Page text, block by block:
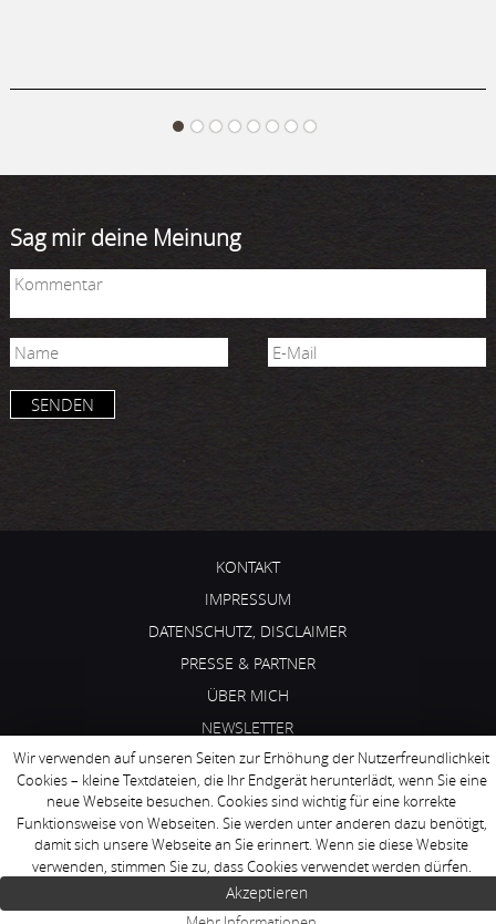
Sag mir deine Meinung
KONTAKT
IMPRESSUM
DATENSCHUTZ, DISCLAIMER
PRESSE & PARTNER
ÜBER MICH
NEWSLETTER
© 2016 DIE STEINZEITKÖCHIN
Paleo Newsletter
Du möchtest nie wieder eines
meiner Paleo-Rezepte
versäumen? Dann melde dich
für meinen Newsletter an!
E-Mail-Adresse:
Vorname
Nachname
X
Wir verwenden auf unseren Seiten zur Erhöhung der Nutzerfreundlichkeit
Cookies – kleine Textdateien, die Ihr Endgerät herunterlädt, wenn Sie eine
neue Webseite besuchen. Cookies sind wichtig für eine korrekte
Funktionsweise von Webseiten. Sie werden unter anderen dazu benötigt,
damit sich unsere Webseite an Sie erinnert. Wenn sie diese Website
verwenden, stimmen Sie zu, dass Cookies verwendet werden dürfen.
Akzeptieren